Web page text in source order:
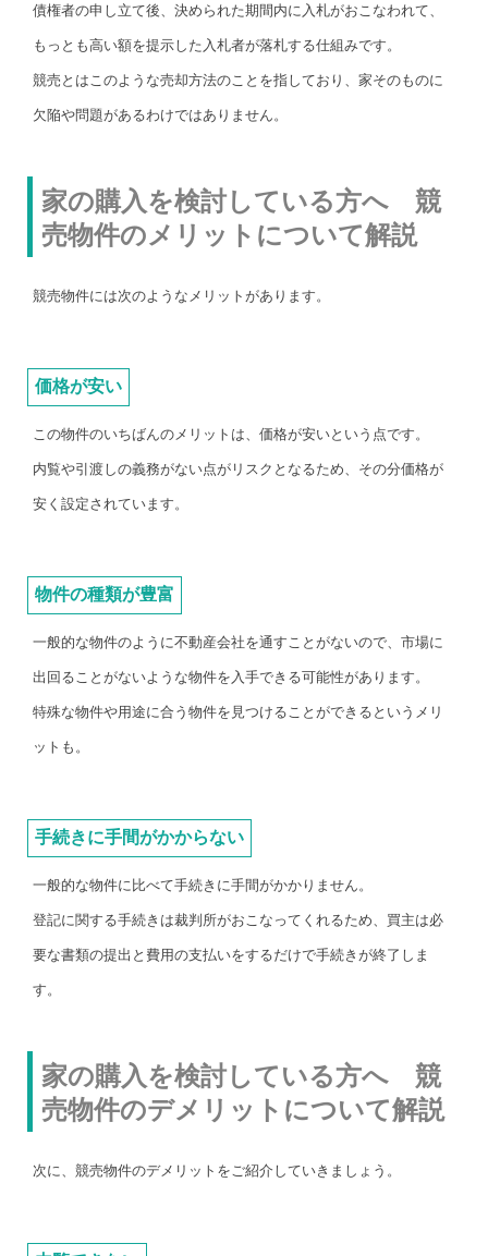
債権者の申し立て後、決められた期間内に入札がおこなわれて、
もっとも高い額を提示した入札者が落札する仕組みです。
競売とはこのような売却方法のことを指しており、家そのものに
欠陥や問題があるわけではありません。
家の購入を検討している方へ 競
売物件のメリットについて解説
競売物件には次のようなメリットがあります。
価格が安い
この物件のいちばんのメリットは、価格が安いという点です。
内覧や引渡しの義務がない点がリスクとなるため、その分価格が
安く設定されています。
物件の種類が豊富
一般的な物件のように不動産会社を通すことがないので、市場に
出回ることがないような物件を入手できる可能性があります。
特殊な物件や用途に合う物件を見つけることができるというメリ
ットも。
手続きに手間がかからない
一般的な物件に比べて手続きに手間がかかりません。
登記に関する手続きは裁判所がおこなってくれるため、買主は必
要な書類の提出と費用の支払いをするだけで手続きが終了しま
す。
家の購入を検討している方へ 競
売物件のデメリットについて解説
次に、競売物件のデメリットをご紹介していきましょう。